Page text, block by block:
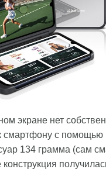
экране нет
смартфону с
134 грамма (сам
конструкция